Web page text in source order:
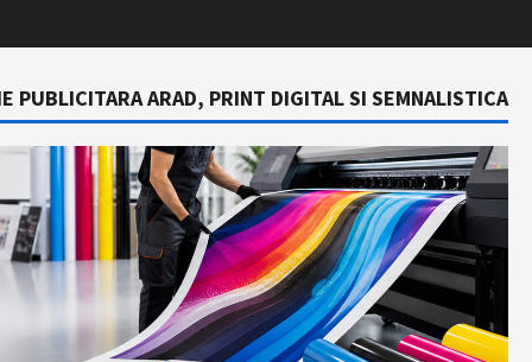
PUBLICITARA ARAD, PRINT DIGITAL SI SEMNALISTICA